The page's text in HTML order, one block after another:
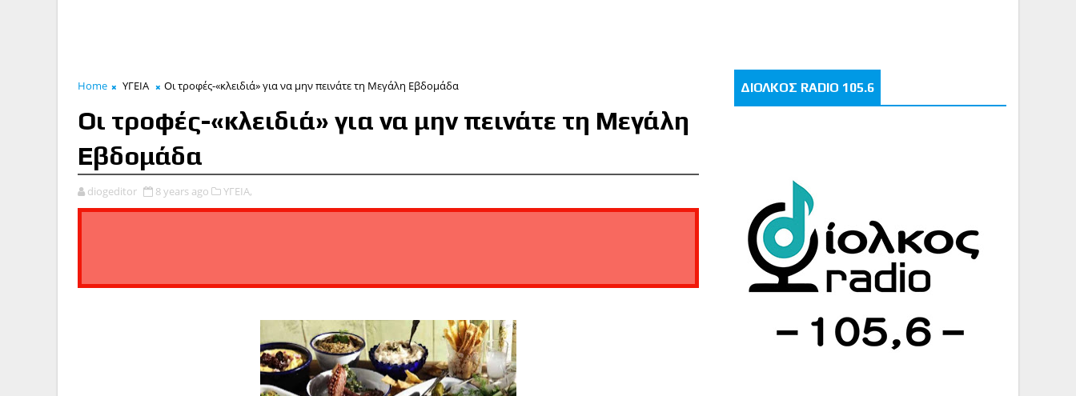
Home ΥΓΕΙΑ Οι τροφές-«κλειδιά» για να μην πεινάτε τη Μεγάλη Εβδομάδα
Οι τροφές-«κλειδιά» για να μην πεινάτε τη Μεγάλη
Εβδομάδα
diogeditor 8 years ago ΥΓΕΙΑ,
ΔΙΟΛΚΟΣ RADIO 105.6